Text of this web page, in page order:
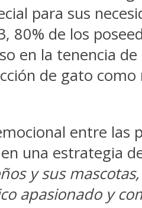
para sus
80% de los
en la tenencia de
de gato como
entre las
una estrategia
y sus
apasionado y